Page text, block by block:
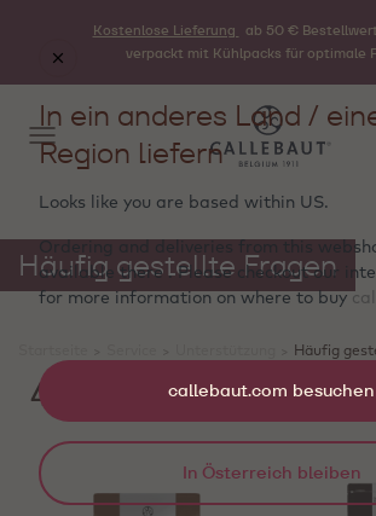
Kostenlose Lieferung
ab 50 €
verpackt mit Kühlpacks für optimale
Häufig gestellte Fragen
Häufig
4 Produkte werden
In ein anderes Land /
Region liefern
Looks like you are based within US.
Ordering and deliveries from this
available there . Please checkout our
for more information on where to buy
callebaut.com besuchen
In Österreich bleiben